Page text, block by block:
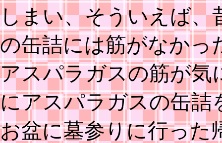
しまい、そういえば、
の缶詰には筋がなかっ
アスパラガスの筋が気
にアスパラガスの缶詰
お盆に墓参りに行った